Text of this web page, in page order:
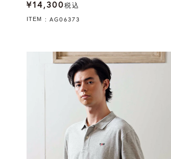
¥14,300税込
ITEM AG06373